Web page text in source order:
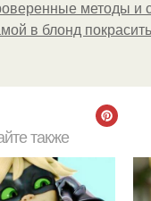
методы и
в блонд
также